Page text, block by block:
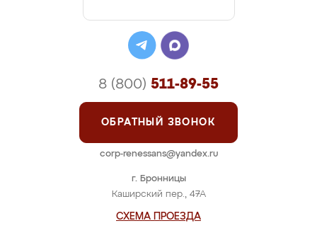
г. Бронницы
Каширский пер., 47А
СХЕМА ПРОЕЗДА
8 (800) 511-89-55
ОБРАТНЫЙ ЗВОНОК
corp-renessans@yandex.ru